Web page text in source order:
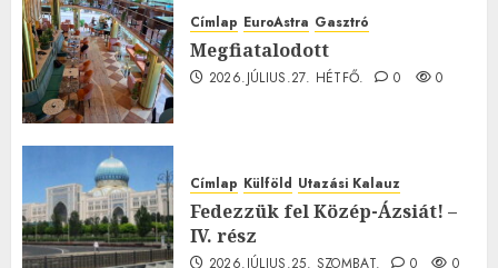
Címlap EuroAstra Gasztró
Megfiatalodott
2026.JÚLIUS.27. HÉTFŐ. 0 0
Címlap Külföld Utazási Kalauz
Fedezzük fel Közép-Ázsiát! –
IV. rész
2026.JÚLIUS.25. SZOMBAT. 0 0